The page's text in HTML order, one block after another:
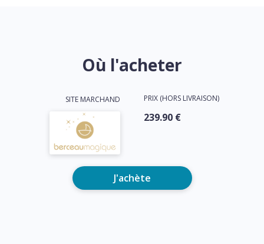
Où l'acheter
SITE MARCHAND PRIX (HORS LIVRAISON)
239.90 €
J'achète